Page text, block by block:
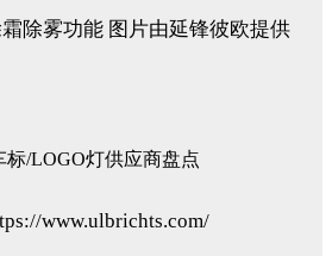
除雾功能 图片由延锋彼欧提供
www.ulbrichts.com/